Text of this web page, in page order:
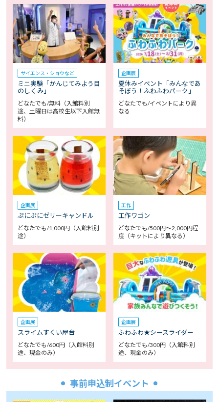
サイエンス・ショウなど
ミニ実験「かんじてみよう目
のしくみ」
どなたでも/無料（入館料別
途、土曜日は高校生以下入館無
料）
企画展
夏休みイベント「みんなであ
そぼう！ふわふわパーク」
どなたでも/イベントにより異
なる
企画展
ぷにぷにゼリーキャンドル
どなたでも/1,000円（入館料別
途）
工作
工作ワゴン
どなたでも/500円～2,000円程
度（キットにより異なる）
企画展
スライムすくい屋台
どなたでも/600円（入館料別
途、現金のみ）
企画展
ふわふわ★シースライダー
どなたでも/300円（入館料別
途、現金のみ）
事前申込制イベント